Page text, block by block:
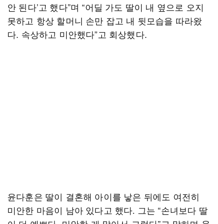
안 된다’고 했다”며 “어딜 가도 딸이 내 옆으로 오지
못하고 항상 할머니 손만 잡고 내 뒷모습을 따라왔
다. 속상하고 미안했다”고 회상했다.
윤다훈은 딸이 결혼해 아이를 낳은 뒤에도 여전히
미안한 마음이 남아 있다고 했다. 그는 “손녀보다 딸